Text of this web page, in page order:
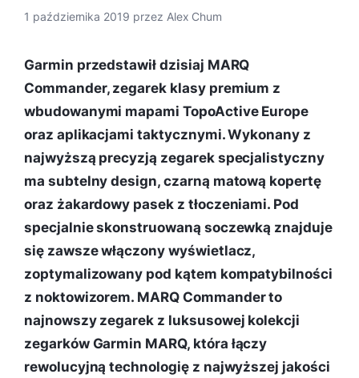
1 października 2019 przez Alex Chum
Garmin przedstawił dzisiaj MARQ
Commander, zegarek klasy premium z
wbudowanymi mapami TopoActive Europe
oraz aplikacjami taktycznymi. Wykonany z
najwyższą precyzją zegarek specjalistyczny
ma subtelny design, czarną matową kopertę
oraz żakardowy pasek z tłoczeniami. Pod
specjalnie skonstruowaną soczewką znajduje
się zawsze włączony wyświetlacz,
zoptymalizowany pod kątem kompatybilności
z noktowizorem. MARQ Commander to
najnowszy zegarek z luksusowej kolekcji
zegarków Garmin MARQ, która łączy
rewolucyjną technologię z najwyższej jakości